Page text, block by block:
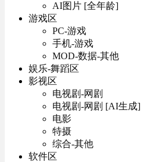
AI图片 [全年龄]
游戏区
PC-游戏
手机-游戏
MOD-数据-其他
娱乐-舞蹈区
影视区
电视剧-网剧
电视剧-网剧 [AI生成]
电影
特摄
综合-其他
软件区